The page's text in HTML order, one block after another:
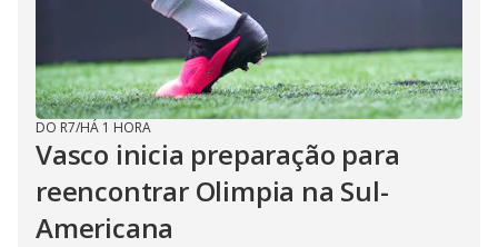
DO R7/HÁ 1 HORA
Vasco inicia preparação para
reencontrar Olimpia na Sul-
Americana